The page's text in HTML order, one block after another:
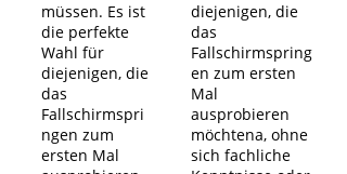
müssen. Es ist
die perfekte
Wahl für
diejenigen, die
das
Fallschirmspri
ngen zum
ersten Mal
diejenigen, die
das
Fallschirmspring
en zum ersten
Mal
ausprobieren
möchtena, ohne
sich fachliche